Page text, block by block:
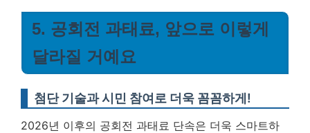
5. 공회전 과태료, 앞으로 이렇게
달라질 거예요
첨단 기술과 시민 참여로 더욱 꼼꼼하게!
2026년 이후의 공회전 과태료 단속은 더욱 스마트하